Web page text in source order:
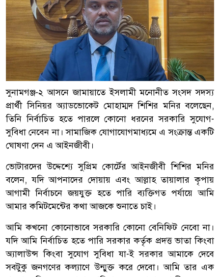
সুনামগঞ্জ-২ আসনে জামায়াতে ইসলামী মনোনীত সংসদ সদস্য
প্রার্থী সিনিয়র অ্যাডভোকেট মোহাম্মদ শিশির মনির বলেছেন,
তিনি নির্বাচিত হতে পারলে কোনো ধরনের সরকারি সুযোগ-
সুবিধা নেবেন না। সামাজিক যোগাযোগমাধ্যমে এ সংক্রান্ত একটি
ঘোষণা দেন এ আইনজীবী।
ভোটারদের উদ্দেশ্যে সুপ্রিম কোর্টের আইনজীবী শিশির মনির
বলেন, যদি আপনাদের দোয়ায় এবং আল্লাহ তায়ালার কৃপায়
আগামী নির্বাচনে জয়যুক্ত হতে পারি ব্যক্তিগত পর্যায়ে আমি
আমার কমিটমেন্টের কথা আজকে শুনাতে চাই।
আমি কখনো কোনোভাবে সরকারি কোনো বেনিফিট নেবো না।
যদি আমি নির্বাচিত হতে পারি সরকার কর্তৃক প্রদত্ত ভাতা কিংবা
অ্যালাউন্স কিংবা সুযোগ সুবিধা যা-ই সরকার আমাকে দেবে
সবটুকু জনগণের কল্যাণে উন্মুক্ত করে দেবো। আমি তার এক